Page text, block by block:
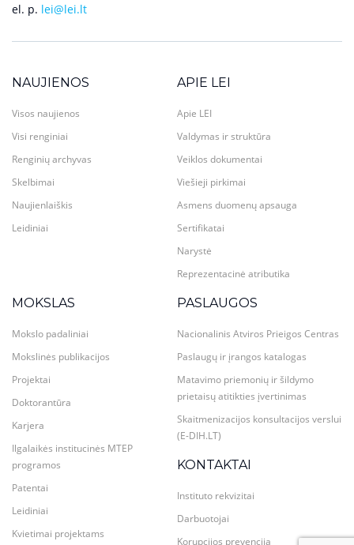
el. p. lei@lei.lt
NAUJIENOS
Visos naujienos
Visi renginiai
Renginių archyvas
Skelbimai
Naujienlaiškis
Leidiniai
APIE LEI
Apie LEI
Valdymas ir struktūra
Veiklos dokumentai
Viešieji pirkimai
Asmens duomenų apsauga
Sertifikatai
Narystė
Reprezentacinė atributika
MOKSLAS
Mokslo padaliniai
Mokslinės publikacijos
Projektai
Doktorantūra
Karjera
Ilgalaikės institucinės MTEP
programos
Patentai
Leidiniai
Kvietimai projektams
PASLAUGOS
Nacionalinis Atviros Prieigos Centras
Paslaugų ir įrangos katalogas
Matavimo priemonių ir šildymo
prietaisų atitikties įvertinimas
Skaitmenizacijos konsultacijos verslui
(E-DIH.LT)
KONTAKTAI
Instituto rekvizitai
Darbuotojai
Korupcijos prevencija